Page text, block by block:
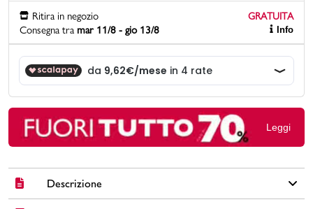
pcard
Gift card
Ritira in negozio
GRATUITA
Consegna tra mar 11/8 - gio 13/8 Info
Leggi
Descrizione